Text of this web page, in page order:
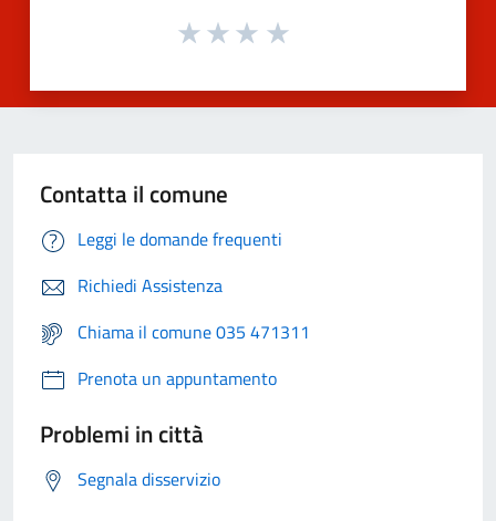
Contatta il comune
Leggi le domande frequenti
Richiedi Assistenza
Chiama il comune 035 471311
Prenota un appuntamento
Problemi in città
Segnala disservizio